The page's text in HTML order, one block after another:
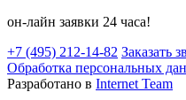
он-лайн заявки 24 часа!
+7 (495) 212-14-82 Заказать
Обработка персональных
Разработано в Internet Team